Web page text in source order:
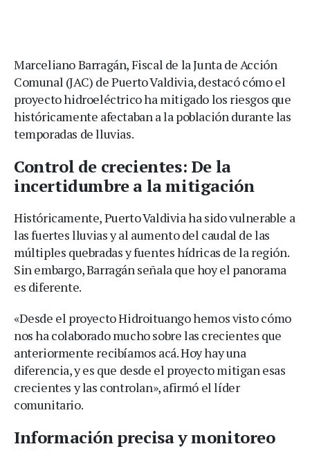
Marceliano Barragán, Fiscal de la Junta de Acción
Comunal (JAC) de Puerto Valdivia, destacó cómo el
proyecto hidroeléctrico ha mitigado los riesgos que
históricamente afectaban a la población durante las
temporadas de lluvias.
Control de crecientes: De la
incertidumbre a la mitigación
Históricamente, Puerto Valdivia ha sido vulnerable a
las fuertes lluvias y al aumento del caudal de las
múltiples quebradas y fuentes hídricas de la región.
Sin embargo, Barragán señala que hoy el panorama
es diferente.
«Desde el proyecto Hidroituango hemos visto cómo
nos ha colaborado mucho sobre las crecientes que
anteriormente recibíamos acá. Hoy hay una
diferencia, y es que desde el proyecto mitigan esas
crecientes y las controlan», afirmó el líder
comunitario.
Información precisa y monitoreo